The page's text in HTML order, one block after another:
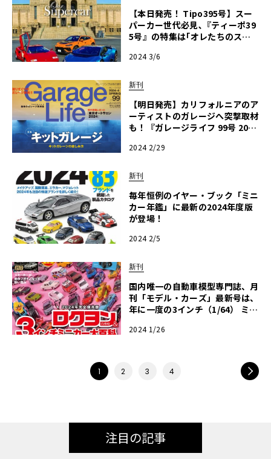
【本日発売！ Tipo395号】スー
パーカー世代必見､『ティーポ39
5号』の特集は｢オレたちのスー
2024 3/6
新刊
【明日発売】カリフォルニアのア
ーティストのガレージへ突撃取材
も！『ガレージライフ 99号 2024
2024 2/29
新刊
毎年恒例のイヤー・ブック「ミニ
カー年鑑」に最新の2024年度版
が登場！
2024 2/5
新刊
国内唯一の自動車模型専門誌、月
刊「モデル・カーズ」最新号は、
年に一度の3インチ（1/64） ミニ
2024 1/26
1 2 3 4
注目の記事